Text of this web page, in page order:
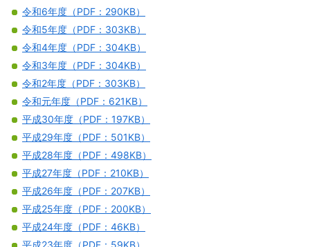
令和6年度（PDF：290KB）
令和5年度（PDF：303KB）
令和4年度（PDF：304KB）
令和3年度（PDF：304KB）
令和2年度（PDF：303KB）
令和元年度（PDF：621KB）
平成30年度（PDF：197KB）
平成29年度（PDF：501KB）
平成28年度（PDF：498KB）
平成27年度（PDF：210KB）
平成26年度（PDF：207KB）
平成25年度（PDF：200KB）
平成24年度（PDF：46KB）
平成23年度（PDF：59KB）